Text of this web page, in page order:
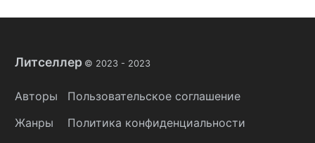
Литселлер © 2023 - 2023
Авторы
Жанры
Пользовательское соглашение
Политика конфиденциальности